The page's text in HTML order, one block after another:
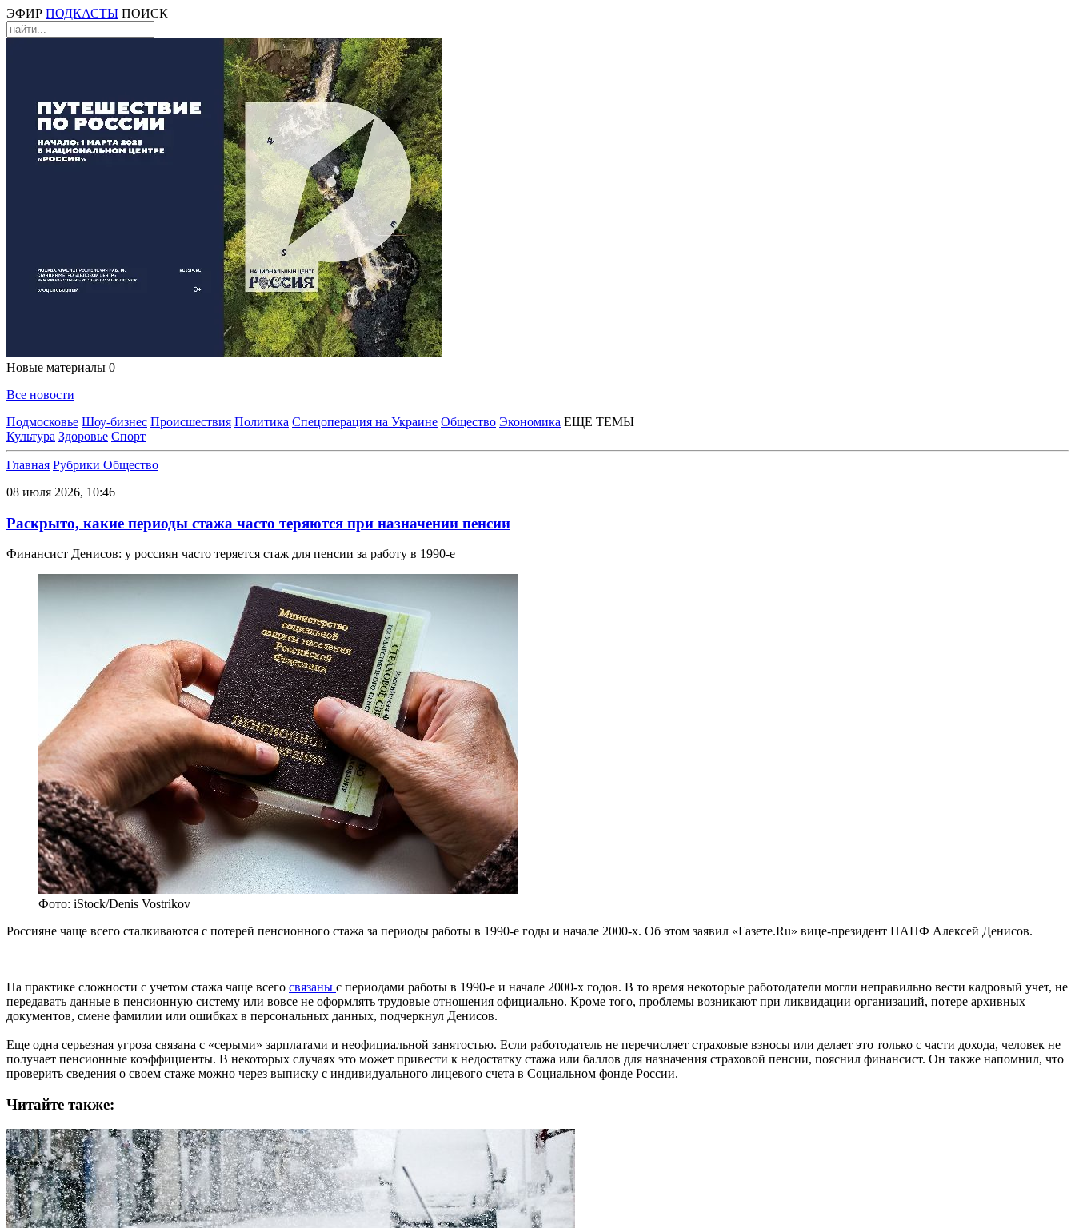
ЭФИР ПОДКАСТЫ ПОИСК
Новые материалы 0
Все новости
Подмосковье Шоу-бизнес Происшествия Политика Спецоперация на Украине Общество Экономика ЕЩЕ ТЕМЫ
Культура Здоровье Спорт
Главная Рубрики Общество
08 июля 2026, 10:46
Раскрыто, какие периоды стажа часто теряются при назначении пенсии
Финансист Денисов: у россиян часто теряется стаж для пенсии за работу в 1990-е
Фото: iStock/Denis Vostrikov
Россияне чаще всего сталкиваются с потерей пенсионного стажа за периоды работы в 1990-е годы и начале 2000-х. Об этом заявил «Газете.Ru» вице-президент НАПФ Алексей Денисов.
На практике сложности с учетом стажа чаще всего связаны с периодами работы в 1990-е и начале 2000-х годов. В то время некоторые работодатели могли неправильно вести кадровый учет, не
передавать данные в пенсионную систему или вовсе не оформлять трудовые отношения официально. Кроме того, проблемы возникают при ликвидации организаций, потере архивных
документов, смене фамилии или ошибках в персональных данных, подчеркнул Денисов.
Еще одна серьезная угроза связана с «серыми» зарплатами и неофициальной занятостью. Если работодатель не перечисляет страховые взносы или делает это только с части дохода, человек не
получает пенсионные коэффициенты. В некоторых случаях это может привести к недостатку стажа или баллов для назначения страховой пенсии, пояснил финансист. Он также напомнил, что
проверить сведения о своем стаже можно через выписку с индивидуального лицевого счета в Социальном фонде России.
Читайте также: